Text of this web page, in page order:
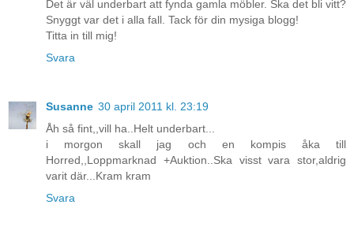
Det är väl underbart att fynda gamla möbler. Ska det bli vitt?
Snyggt var det i alla fall. Tack för din mysiga blogg!
Titta in till mig!
Svara
Susanne 30 april 2011 kl. 23:19
Åh så fint,,vill ha..Helt underbart...
i morgon skall jag och en kompis åka till
Horred,,Loppmarknad +Auktion..Ska visst vara stor,aldrig
varit där...Kram kram
Svara